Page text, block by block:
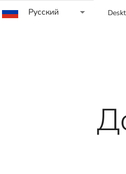
Русский arrow_drop_down